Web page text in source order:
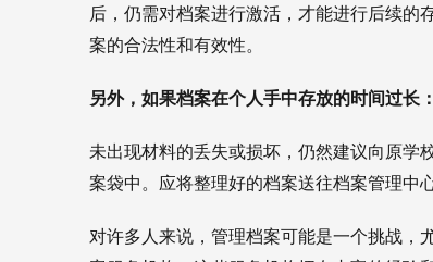
后，仍需对档案进行激活，才能进行后续的
案的合法性和有效性。
另外，如果档案在个人手中存放的时间过长：
未出现材料的丢失或损坏，仍然建议向原学
案袋中。应将整理好的档案送往档案管理中
对许多人来说，管理档案可能是一个挑战，